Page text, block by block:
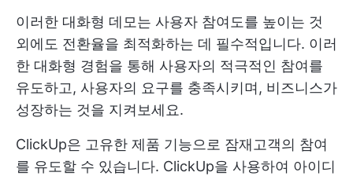
이러한 대화형 데모는 사용자 참여도를 높이는 것
외에도 전환율을 최적화하는 데 필수적입니다. 이러
한 대화형 경험을 통해 사용자의 적극적인 참여를
유도하고, 사용자의 요구를 충족시키며, 비즈니스가
성장하는 것을 지켜보세요.
ClickUp은 고유한 제품 기능으로 잠재고객의 참여
를 유도할 수 있습니다. ClickUp을 사용하여 아이디